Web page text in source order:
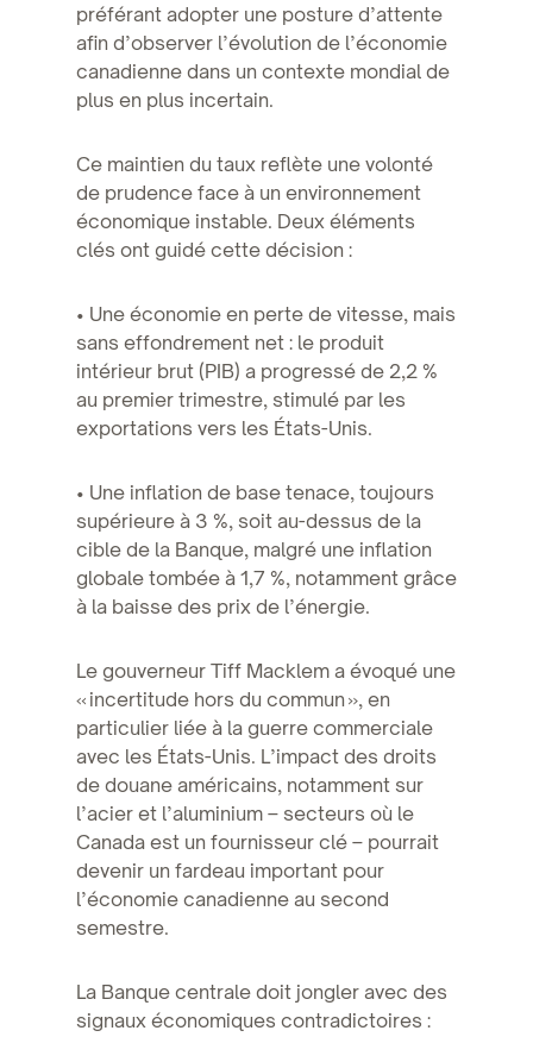
préférant adopter une posture d’attente
afin d’observer l’évolution de l’économie
canadienne dans un contexte mondial de
plus en plus incertain.
Ce maintien du taux reflète une volonté
de prudence face à un environnement
économique instable. Deux éléments
clés ont guidé cette décision :
• Une économie en perte de vitesse, mais
sans effondrement net : le produit
intérieur brut (PIB) a progressé de 2,2 %
au premier trimestre, stimulé par les
exportations vers les États-Unis.
• Une inflation de base tenace, toujours
supérieure à 3 %, soit au-dessus de la
cible de la Banque, malgré une inflation
globale tombée à 1,7 %, notamment grâce
à la baisse des prix de l’énergie.
Le gouverneur Tiff Macklem a évoqué une
« incertitude hors du commun », en
particulier liée à la guerre commerciale
avec les États-Unis. L’impact des droits
de douane américains, notamment sur
l’acier et l’aluminium – secteurs où le
Canada est un fournisseur clé – pourrait
devenir un fardeau important pour
l’économie canadienne au second
semestre.
La Banque centrale doit jongler avec des
signaux économiques contradictoires :